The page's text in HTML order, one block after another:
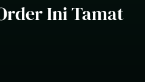
Ini Tamat